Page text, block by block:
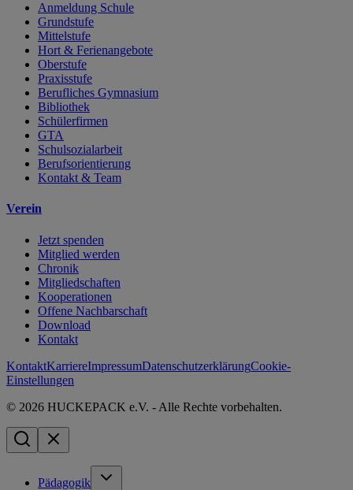
Anmeldung Schule
Grundstufe
Mittelstufe
Hort & Ferienangebote
Oberstufe
Praxisstufe
Berufliches Gymnasium
Bibliothek
Schülerfirmen
GTA
Schulsozialarbeit
Berufsorientierung
Kontakt & Team
Verein
Jetzt spenden
Mitglied werden
Chronik
Mitgliedschaften
Kooperationen
Offene Nachbarschaft
Download
Kontakt
KontaktKarriereImpressumDatenschutzerklärungCookie-
Einstellungen
© 2026 HUCKEPACK e.V. - Alle Rechte vorbehalten.
Pädagogik